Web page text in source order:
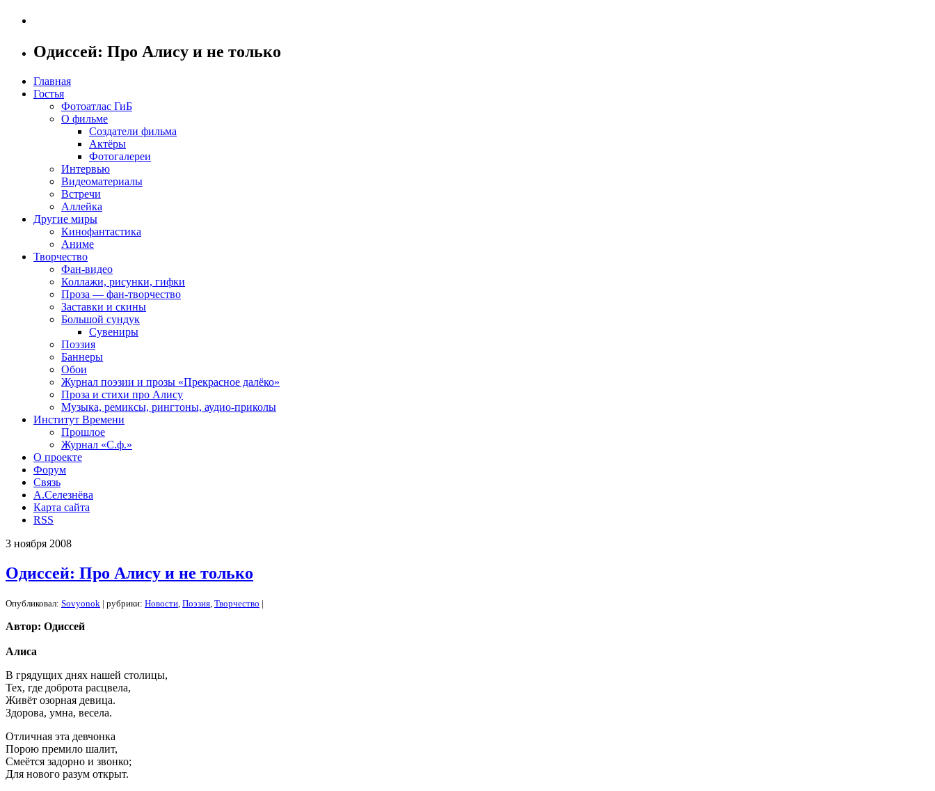
Одиссей: Про Алису и не только
Главная
Гостья
Фотоатлас ГиБ
О фильме
Создатели фильма
Актёры
Фотогалереи
Интервью
Видеоматериалы
Встречи
Аллейка
Другие миры
Кинофантастика
Аниме
Творчество
Фан-видео
Коллажи, рисунки, гифки
Проза — фан-творчество
Заставки и скины
Большой сундук
Сувениры
Поэзия
Баннеры
Обои
Журнал поэзии и прозы «Прекрасное далёко»
Проза и стихи про Алису
Музыка, ремиксы, рингтоны, аудио-приколы
Институт Времени
Прошлое
Журнал «С.ф.»
О проекте
Форум
Связь
А.Селезнёва
Карта сайта
RSS
3 ноября 2008
Одиссей: Про Алису и не только
Опубликовал: Sovyonok | рубрики: Новости Поэзия Творчество |
Автор: Одиссей
Алиса
В грядущих днях нашей столицы,
Тех, где доброта расцвела,
Живёт озорная девица.
Здорова, умна, весела.
Отличная эта девчонка
Порою премило шалит,
Смеётся задорно и звонко;
Для нового разум открыт.